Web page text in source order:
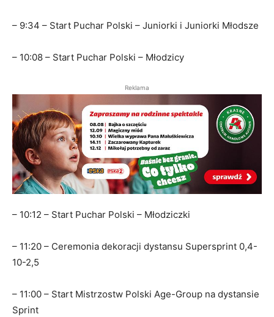
– 9:34 – Start Puchar Polski – Juniorki i Juniorki Młodsze
– 10:08 – Start Puchar Polski – Młodzicy
Reklama
– 10:12 – Start Puchar Polski – Młodziczki
– 11:20 – Ceremonia dekoracji dystansu Supersprint 0,4-
10-2,5
– 11:00 – Start Mistrzostw Polski Age-Group na dystansie
Sprint